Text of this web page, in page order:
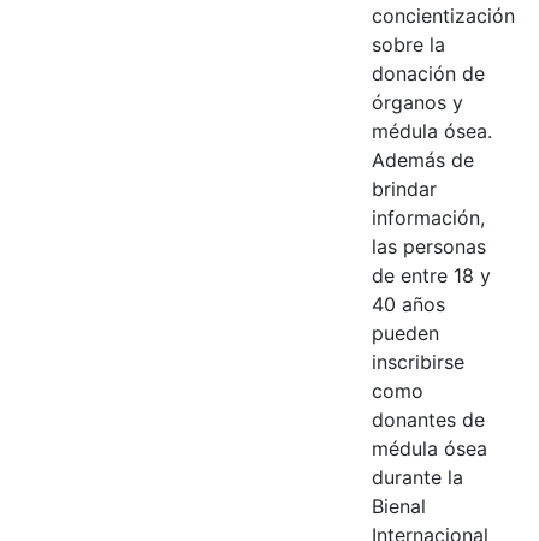
concientización
sobre la
donación de
órganos y
médula ósea.
Además de
brindar
información,
las personas
de entre 18 y
40 años
pueden
inscribirse
como
donantes de
médula ósea
durante la
Bienal
Internacional